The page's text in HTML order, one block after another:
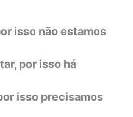
isso não estamos
por isso há
isso precisamos